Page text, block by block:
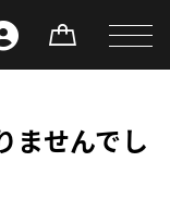
ませんでし